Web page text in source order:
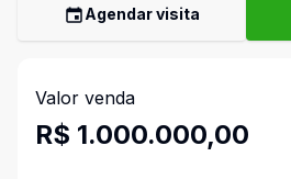
Agendar visita
Valor venda
R$ 1.000.000,00